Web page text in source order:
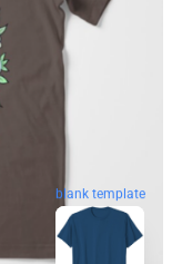
blank template